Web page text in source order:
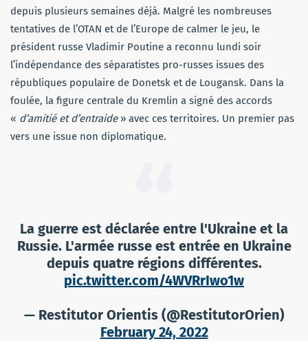
depuis plusieurs semaines déjà. Malgré les nombreuses
tentatives de l’OTAN et de l’Europe de calmer le jeu, le
président russe Vladimir Poutine a reconnu lundi soir
l’indépendance des séparatistes pro-russes issues des
républiques populaire de Donetsk et de Lougansk. Dans la
foulée, la figure centrale du Kremlin a signé des accords
« d’amitié et d’entraide» avec ces territoires. Un premier pas
vers une issue non diplomatique.
La guerre est déclarée entre l'Ukraine et la
Russie. L'armée russe est entrée en Ukraine
depuis quatre régions différentes.
pic.twitter.com/4WVRrIwo1w
— Restitutor Orientis (@RestitutorOrien)
February 24, 2022